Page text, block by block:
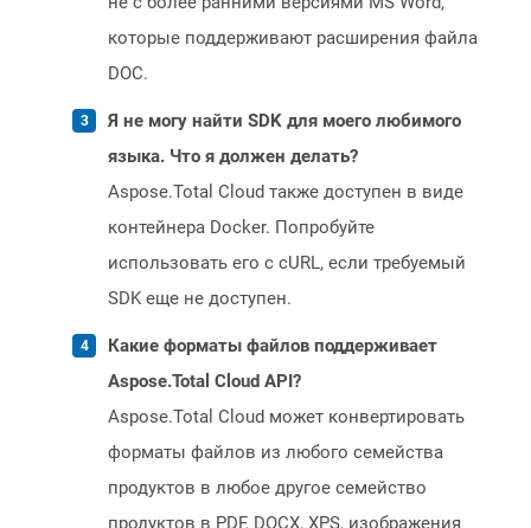
которые поддерживают расширения файла
DOC.
Я не могу найти SDK для моего любимого
языка. Что я должен делать?
Aspose.Total Cloud также доступен в виде
контейнера Docker. Попробуйте
использовать его с cURL, если требуемый
SDK еще не доступен.
Какие форматы файлов поддерживает
Aspose.Total Cloud API?
Aspose.Total Cloud может конвертировать
форматы файлов из любого семейства
продуктов в любое другое семейство
продуктов в PDF, DOCX, XPS, изображения